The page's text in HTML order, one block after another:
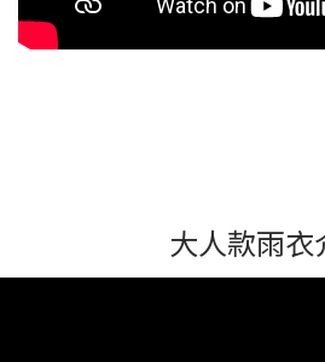
大人款雨衣